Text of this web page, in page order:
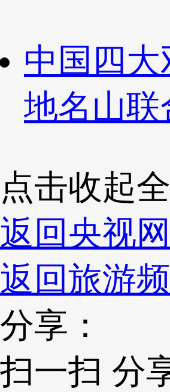
中国四
地名山联
点击收起
返回央视
返回旅游
分享：
扫一扫 分